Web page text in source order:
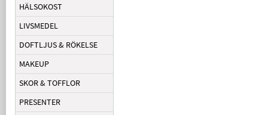
HÄLSOKOST
LIVSMEDEL
DOFTLJUS & RÖKELSE
MAKEUP
SKOR & TOFFLOR
PRESENTER